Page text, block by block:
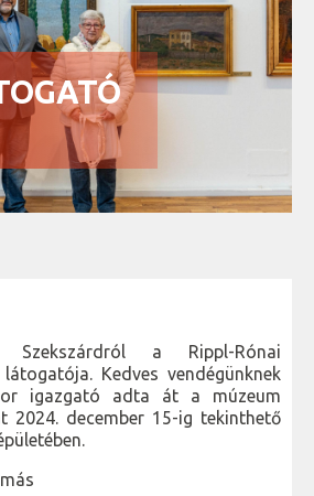
Szekszárdról a Rippl-Rónai
Kedves vendégünknek
igazgató adta át a múzeum
2024. december 15-ig tekinthető